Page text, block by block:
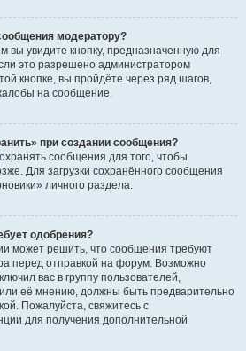
модератору?
увидите кнопку, предназначенную для
это разрешено администратором
кнопке, вы пройдёте через ряд шагов,
на сообщение.
при создании сообщения?
сообщения для того, чтобы
Для загрузки сохранённого сообщения
личного раздела.
одобрения?
может решить, что сообщения требуют
перед отправкой на форум. Возможно
вас в группу пользователей,
её мнению, должны быть предварительно
Пожалуйста, свяжитесь с
для получения дополнительной